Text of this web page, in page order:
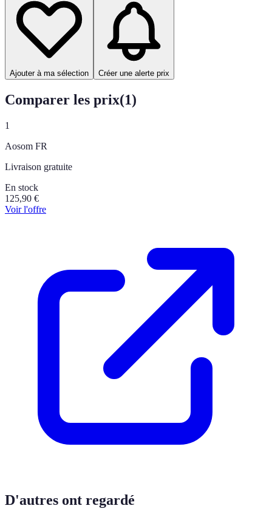
Ajouter à ma sélection Créer une alerte prix
Comparer les prix(1)
1
Aosom FR
Livraison gratuite
En stock
125,90 €
Voir l'offre
D'autres ont regardé